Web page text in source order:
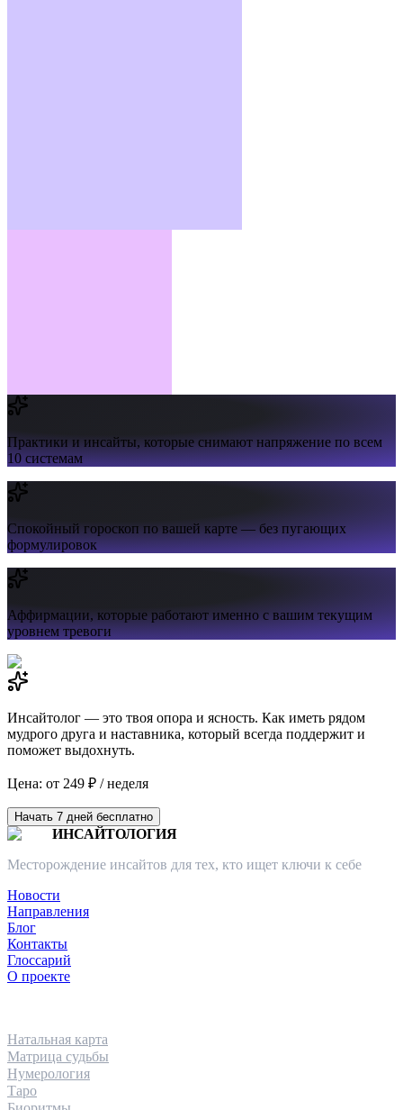
Практики и инсайты,которые снимают напряжение по всем
10 системам
Спокойный гороскоппо вашей карте — без пугающих
формулировок
Аффирмации,которые работают именно с вашим текущим
уровнем тревоги
Инсайтолог — это твоя опора и ясность. Как иметь рядом
мудрого друга и наставника, который всегда поддержит и
поможет выдохнуть.
Цена: от 249 ₽ / неделя
Начать 7 дней бесплатно
ИНСАЙТОЛОГИЯ
Месторождение инсайтов для тех, кто ищет ключи к себе
Новости
Направления
Блог
Контакты
Глоссарий
О проекте
Натальная карта
Матрица судьбы
Нумерология
Таро